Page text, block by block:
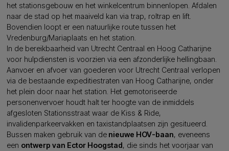
het stationsgebouw en het winkelcentrum binnenlopen. Afdalen
naar de stad op het maaiveld kan via trap, roltrap en lift.
Bovendien loopt er een natuurlijke route tussen het
Vredenburg/Mariaplaats en het station.
In de bereikbaarheid van Utrecht Centraal en Hoog Catharijne
voor hulpdiensten is voorzien via een afzonderlijke hellingbaan.
Aanvoer en afvoer van goederen voor Utrecht Centraal verlopen
via de bestaande expeditiestraten van Hoog Catharijne, onder
het plein door naar het station. Het gemotoriseerde
personenvervoer houdt halt ter hoogte van de inmiddels
afgesloten Stationsstraat waar de Kiss & Ride,
invalidenparkeervakken en taxistandplaatsen zijn gesitueerd.
Bussen maken gebruik van de nieuwe HOV-baan, eveneens
een ontwerp van Ector Hoogstad, die sinds het voorjaar van